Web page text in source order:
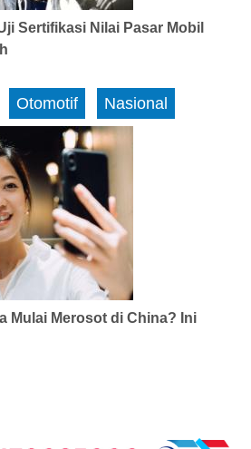
Sertifikasi Nilai Pasar Mobil
Otomotif Nasional
Mulai Merosot di China? Ini